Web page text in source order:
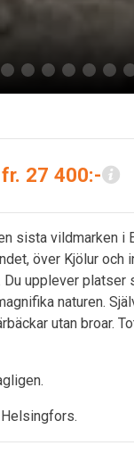
fr. 27 400:-
sista vildmarken i
över Kjölur och
Du upplever platser
naturen.
utan broar.